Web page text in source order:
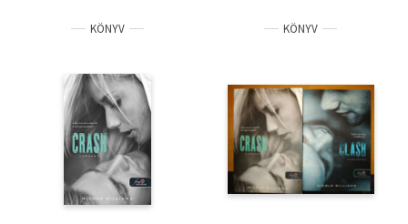
KÖNYV KÖNYV